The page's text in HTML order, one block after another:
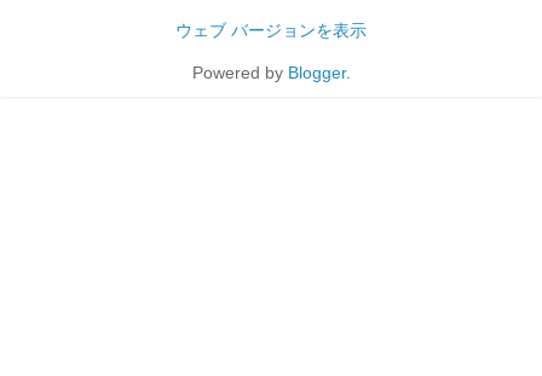
ウェブ バージョンを表示
Powered by Blogger.